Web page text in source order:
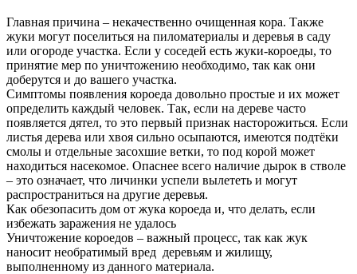
Главная причина – некачественно очищенная кора. Также
жуки могут поселиться на пиломатериалы и деревья в саду
или огороде участка. Если у соседей есть жуки-короеды, то
принятие мер по уничтожению необходимо, так как они
доберутся и до вашего участка.
Симптомы появления короеда довольно простые и их может
определить каждый человек. Так, если на дереве часто
появляется дятел, то это первый признак насторожиться. Если
листья дерева или хвоя сильно осыпаются, имеются подтёки
смолы и отдельные засохшие ветки, то под корой может
находиться насекомое. Опаснее всего наличие дырок в стволе
– это означает, что личинки успели вылететь и могут
распространиться на другие деревья.
Как обезопасить дом от жука короеда и, что делать, если
избежать заражения не удалось
Уничтожение короедов – важный процесс, так как жук
наносит необратимый вред деревьям и жилищу,
выполненному из данного материала.